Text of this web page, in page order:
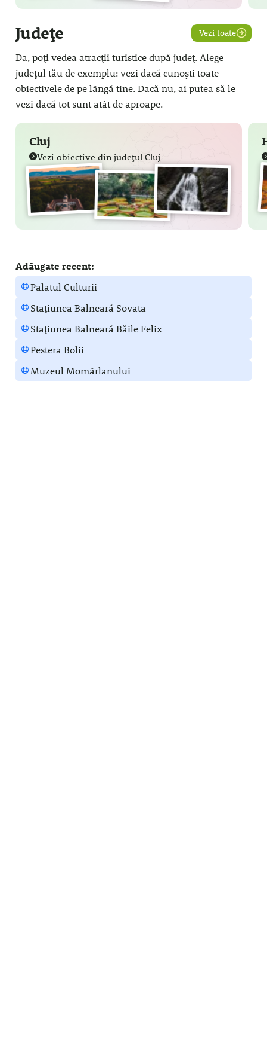
Județe Vezi toate
Da, poți vedea atracții turistice după județ. Alege
județul tău de exemplu: vezi dacă cunoști toate
obiectivele de pe lângă tine. Dacă nu, ai putea să le
vezi dacă tot sunt atât de aproape.
Cluj
Vezi obiective din județul Cluj
Adăugate recent:
Palatul Culturii
Stațiunea Balneară Sovata
Stațiunea Balneară Băile Felix
Peștera Bolii
Muzeul Momârlanului